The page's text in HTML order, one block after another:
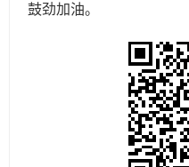
鼓劲加油。